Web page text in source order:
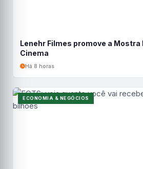
Lenehr Filmes promove a Mostra
Cinema
Há 8 horas
ECONOMIA & NEGÓCIOS